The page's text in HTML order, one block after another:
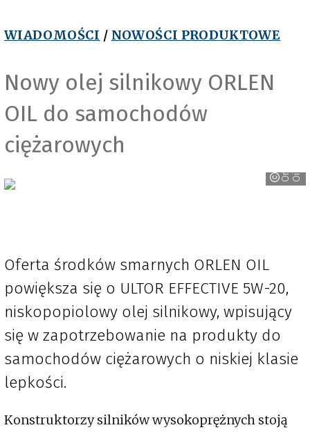
WIADOMOŚCI / NOWOŚCI PRODUKTOWE
Nowy olej silnikowy ORLEN
OIL do samochodów
ciężarowych
Or
l
e
n
O
il
Oferta środków smarnych ORLEN OIL
powiększa się o ULTOR EFFECTIVE 5W-20,
niskopopiolowy olej silnikowy, wpisujący
się w zapotrzebowanie na produkty do
samochodów ciężarowych o niskiej klasie
lepkości.
Konstruktorzy silników wysokoprężnych stoją